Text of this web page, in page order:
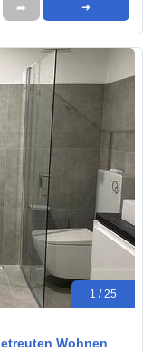
➦ ➜
1 / 25
Wohnen